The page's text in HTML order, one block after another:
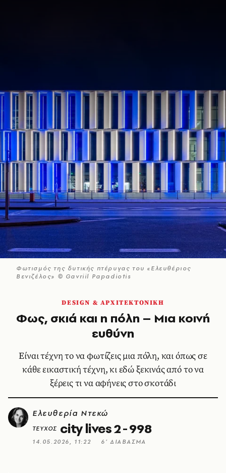
Φωτισμός της δυτικής πτέρυγας του «Ελευθέριος
Βενιζέλος» © Gavriil Papadiotis
DESIGN & ΑΡΧΙΤΕΚΤΟΝΙΚΗ
Φως, σκιά και η πόλη – Μια κοινή
ευθύνη
Είναι τέχνη το να φωτίζεις μια πόλη, και όπως σε
κάθε εικαστική τέχνη, κι εδώ ξεκινάς από το να
ξέρεις τι να αφήνεις στο σκοτάδι
Ελευθερία Ντεκώ
ΤΕΥΧΟΣ city lives 2 - 998
14.05.2026, 11:22 6’ ΔΙΑΒΑΣΜΑ